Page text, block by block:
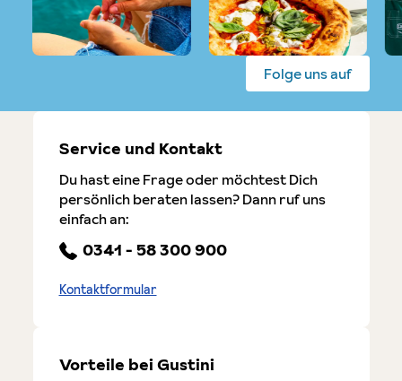
Folge uns auf
Service und Kontakt
Du hast eine Frage oder möchtest Dich
persönlich beraten lassen? Dann ruf uns
einfach an:
0341 - 58 300 900
Kontaktformular
Vorteile bei Gustini